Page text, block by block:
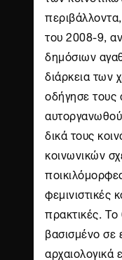
του 2008-9,
δημόσιων
διάρκεια των
οδήγησε τους
δικά τους
κοινωνικών
πρακτικές.
βασισμένο σε
αρχαιολογικά